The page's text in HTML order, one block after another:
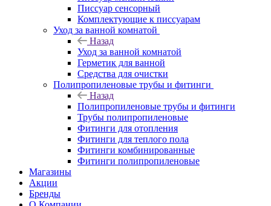
Писсуар сенсорный
Комплектующие к писсуарам
Уход за ванной комнатой
Назад
Уход за ванной комнатой
Герметик для ванной
Средства для очистки
Полипропиленовые трубы и фитинги
Назад
Полипропиленовые трубы и фитинги
Трубы полипропиленовые
Фитинги для отопления
Фитинги для теплого пола
Фитинги комбинированные
Фитинги полипропиленовые
Магазины
Акции
Бренды